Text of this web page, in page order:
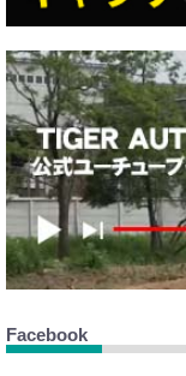
Facebook